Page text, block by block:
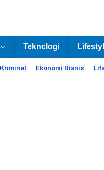
Teknologi
Ekonomi Bisnis